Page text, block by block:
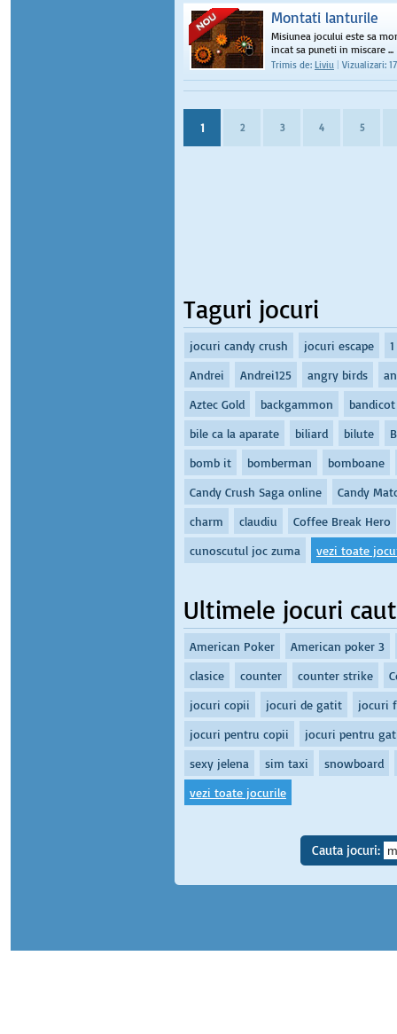
Montati lanturile
Misiunea jocului este sa
incat sa puneti in miscare ...
Trimis de: Liviu Vizualizari:
1 2 3 4 5
Taguri jocuri
jocuri candy crush jocuri escape
Andrei
Andrei125 angry birds
Aztec Gold
backgammon
bandicot
bile ca la aparate
biliard bilute
bomb it
bomberman
bomboane
Candy Crush Saga online
Candy
charm
claudiu
Coffee Break Hero
cunoscutul joc zuma
vezi toate
Ultimele jocuri
American Poker
American poker 3
clasice
counter counter strike
jocuri copii
jocuri de gatit
jocuri
jocuri pentru copii
jocuri pentru
sexy jelena
sim taxi
snowboard
vezi toate jocurile
Cauta jocuri: